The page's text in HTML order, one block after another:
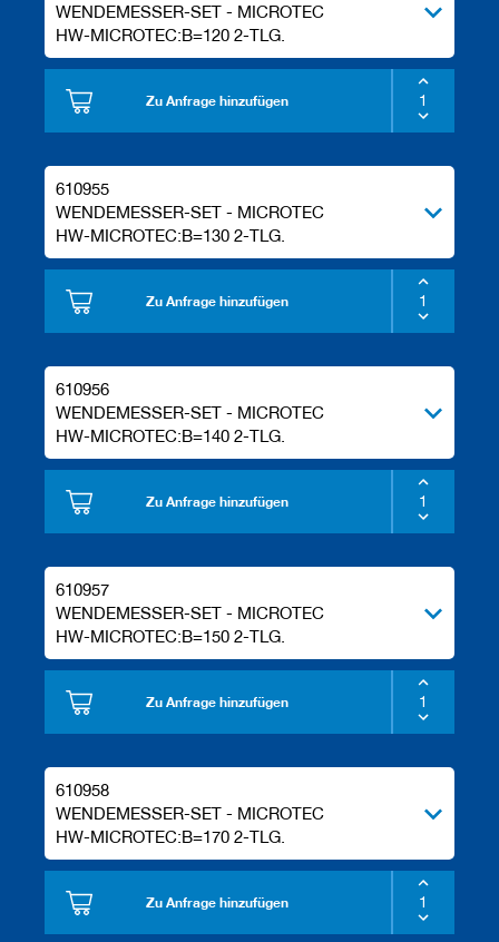
WENDEMESSER-SET - MICROTEC
HW-MICROTEC:B=120 2-TLG.
Zu Anfrage hinzufügen
610955
WENDEMESSER-SET - MICROTEC
HW-MICROTEC:B=130 2-TLG.
Zu Anfrage hinzufügen
610956
WENDEMESSER-SET - MICROTEC
HW-MICROTEC:B=140 2-TLG.
Zu Anfrage hinzufügen
610957
WENDEMESSER-SET - MICROTEC
HW-MICROTEC:B=150 2-TLG.
Zu Anfrage hinzufügen
610958
WENDEMESSER-SET - MICROTEC
HW-MICROTEC:B=170 2-TLG.
Zu Anfrage hinzufügen